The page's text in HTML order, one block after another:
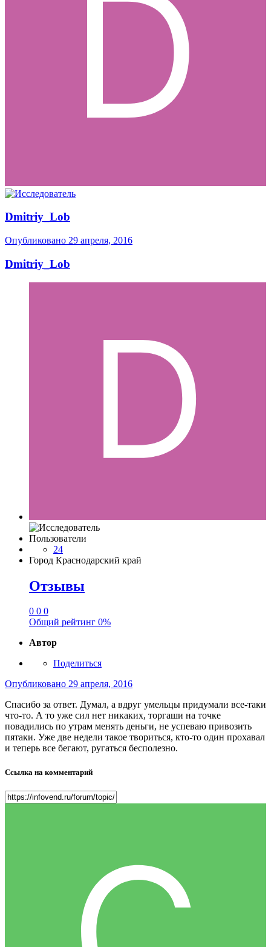
Dmitriy_Lob
Опубликовано 29 апреля, 2016
Dmitriy_Lob
Пользователи
24
Город Краснодарский край
Отзывы
0 0 0
Общий рейтинг 0%
Автор
Поделиться
Опубликовано 29 апреля, 2016
Спасибо за ответ. Думал, а вдруг умельцы придумали все-таки
что-то. А то уже сил нет никаких, торгаши на точке
повадились по утрам менять деньги, не успеваю привозить
пятаки. Уже две недели такое твориться, кто-то один прохавал
и теперь все бегают, ругаться бесполезно.
Ссылка на комментарий